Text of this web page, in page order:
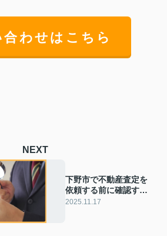
合わせはこちら
NEXT
下野市で不動産査定を
依頼する前に確認すべ
き点は？査定額の決ま
2025.11.17